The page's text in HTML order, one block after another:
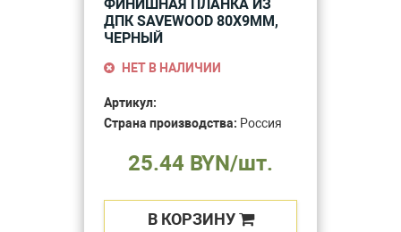
ФИНИШНАЯ ПЛАНКА ИЗ
ДПК SAVEWOOD 80Х9ММ,
ЧЕРНЫЙ
НЕТ В НАЛИЧИИ
Артикул:
Страна производства: Россия
25.44 BYN/шт.
В КОРЗИНУ